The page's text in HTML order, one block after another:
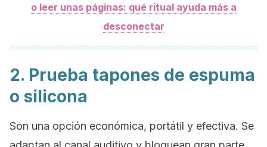
o leer unas páginas: qué ritual ayuda más a
desconectar
2. Prueba tapones de espuma
o silicona
Son una opción económica, portátil y efectiva. Se